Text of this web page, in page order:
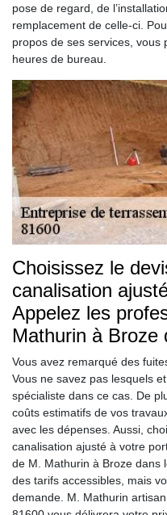
pose de regard, de
remplacement de celle-ci.
propos de ses services, vous
heures de bureau.
Choisissez le
canalisation
Appelez les
Mathurin à Broze
Vous avez remarqué des
Vous ne savez pas lesquels
spécialiste dans ce cas. De
coûts estimatifs de vos
avec les dépenses. Aussi,
canalisation ajusté à votre
de M. Mathurin à Broze dans
des tarifs accessibles, mais
demande. M. Mathurin